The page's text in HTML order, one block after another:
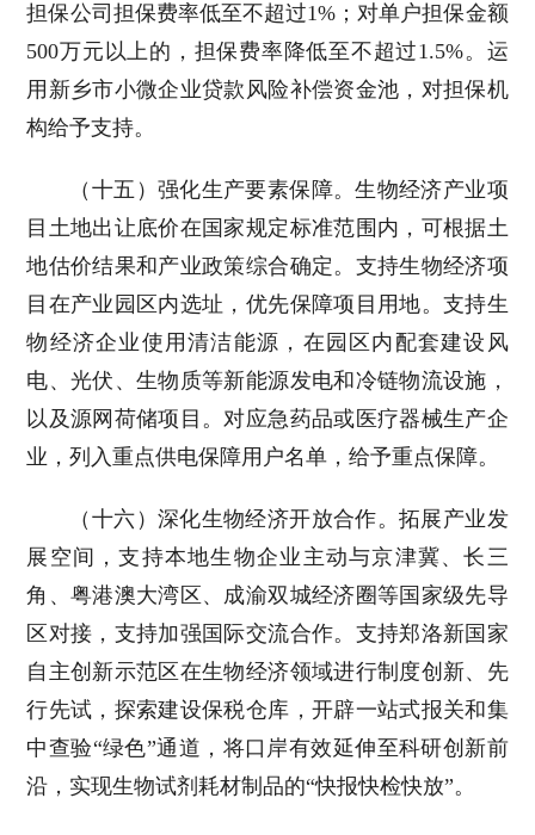
担保公司担保费率低至不超过1%；对单户担保金额
500万元以上的，担保费率降低至不超过1.5%。运
用新乡市小微企业贷款风险补偿资金池，对担保机
构给予支持。
（十五）强化生产要素保障。生物经济产业项
目土地出让底价在国家规定标准范围内，可根据土
地估价结果和产业政策综合确定。支持生物经济项
目在产业园区内选址，优先保障项目用地。支持生
物经济企业使用清洁能源，在园区内配套建设风
电、光伏、生物质等新能源发电和冷链物流设施，
以及源网荷储项目。对应急药品或医疗器械生产企
业，列入重点供电保障用户名单，给予重点保障。
（十六）深化生物经济开放合作。拓展产业发
展空间，支持本地生物企业主动与京津冀、长三
角、粤港澳大湾区、成渝双城经济圈等国家级先导
区对接，支持加强国际交流合作。支持郑洛新国家
自主创新示范区在生物经济领域进行制度创新、先
行先试，探索建设保税仓库，开辟一站式报关和集
中查验“绿色”通道，将口岸有效延伸至科研创新前
沿，实现生物试剂耗材制品的“快报快检快放”。